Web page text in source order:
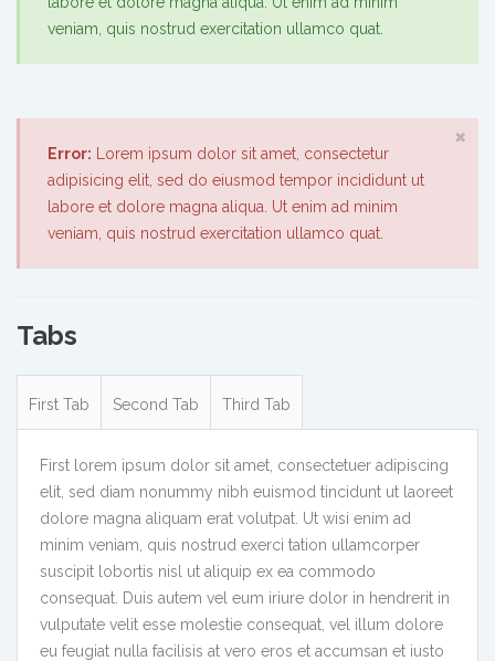
veniam, quis nostrud exercitation ullamco quat.
Error: Lorem ipsum dolor sit amet, consectetur
adipisicing elit, sed do eiusmod tempor incididunt ut
labore et dolore magna aliqua. Ut enim ad minim
veniam, quis nostrud exercitation ullamco quat.
×
Tabs
First Tab Second Tab Third Tab
First lorem ipsum dolor sit amet, consectetuer adipiscing
elit, sed diam nonummy nibh euismod tincidunt ut laoreet
dolore magna aliquam erat volutpat. Ut wisi enim ad
minim veniam, quis nostrud exerci tation ullamcorper
suscipit lobortis nisl ut aliquip ex ea commodo
consequat. Duis autem vel eum iriure dolor in hendrerit in
vulputate velit esse molestie consequat, vel illum dolore
eu feugiat nulla facilisis at vero eros et accumsan et iusto